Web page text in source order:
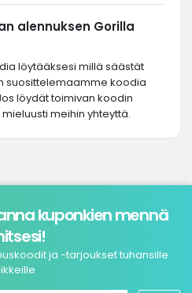
alennuksen Gorilla
löytääksesi millä säästät
suosittelemaamme koodia
löydät toimivan koodin
meihin yhteyttä.
kuponkien mennä
ja -tarjoukset tuhansille